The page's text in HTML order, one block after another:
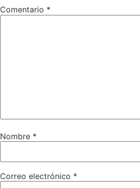
Comentario *
Nombre *
Correo electrónico *